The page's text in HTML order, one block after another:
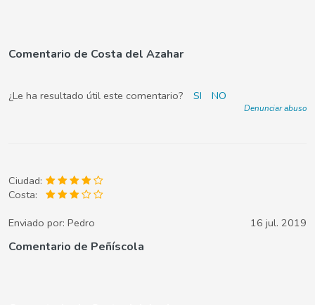
Comentario de Costa del Azahar
¿Le ha resultado útil este comentario? SI NO
Denunciar abuso
Ciudad:
Costa:
Enviado por: Pedro 16 jul. 2019
Comentario de Peñíscola